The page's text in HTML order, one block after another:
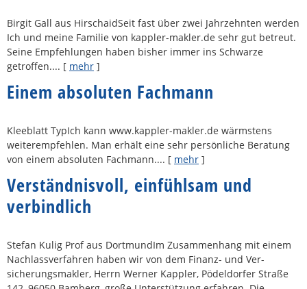
Birgit Gall aus HirschaidSeit fast über zwei Jahrzehnten werden
Ich und meine Familie von kappler-makler.de sehr gut betreut.
Seine Empfehlungen haben bisher immer ins Schwarze
getroffen.... [ mehr ]
Einem absoluten Fachmann
Kleeblatt TypIch kann www.kappler-makler.de wärmstens
weiterempfehlen. Man erhält eine sehr persönliche Beratung
von einem absoluten Fachmann.... [ mehr ]
Verständnisvoll, einfühlsam und
verbindlich
Stefan Kulig Prof aus DortmundIm Zusammenhang mit einem
Nachlassverfahren haben wir von dem Finanz- und Ver­
sicherungs­makler, Herrn Werner Kappler, Pödeldorfer Straße